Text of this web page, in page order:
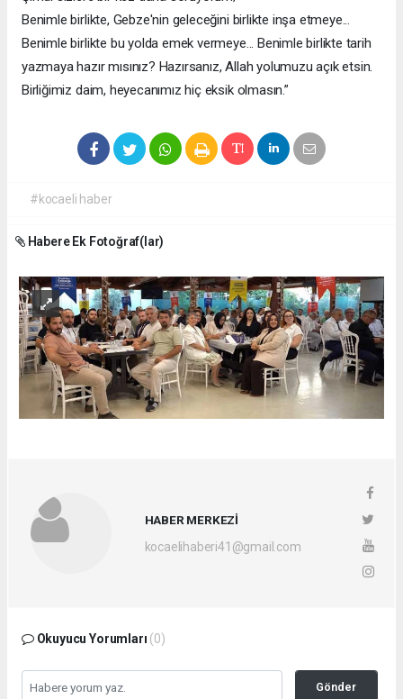
Benimle birlikte, Gebze'nin geleceğini birlikte inşa etmeye...
Benimle birlikte bu yolda emek vermeye... Benimle birlikte tarih
yazmaya hazır mısınız? Hazırsanız, Allah yolumuzu açık etsin.
Birliğimiz daim, heyecanımız hiç eksik olmasın.”
#kocaeli haber
Habere Ek Fotoğraf(lar)
HABER MERKEZİ
kocaelihaberi41@gmail.com
Okuyucu Yorumları (0)
Gönder